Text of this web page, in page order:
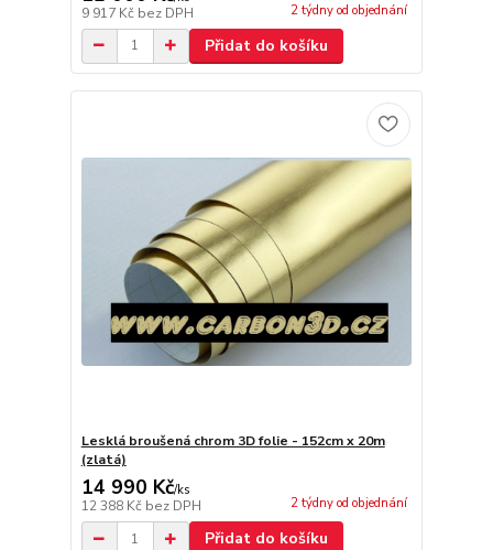
9 917 Kč bez DPH 2 týdny od objednání
Přidat do košíku
Lesklá broušená chrom 3D folie - 152cm x 20m
(zlatá)
14 990 Kč/ks
12 388 Kč bez DPH 2 týdny od objednání
Přidat do košíku